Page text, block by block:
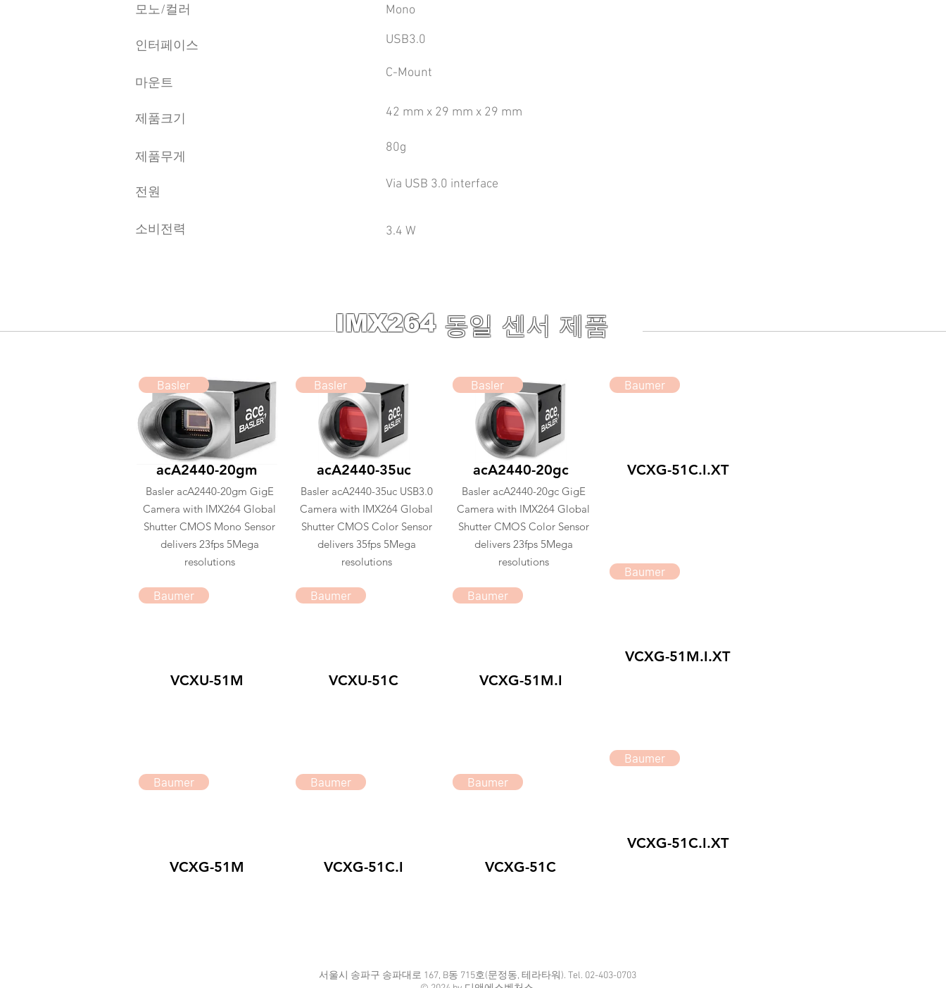
Mono
USB3.0
C-Mount
42 mm x 29 mm x 29 mm
80g
Via USB 3.0 interface
모노/컬러
인터페이스
마운트
제품크기
제품무게
전원
소비전력 3.4 W
동일 센서 제품
IMX264
Basler
acA2440-20gm
Basler acA2440-20gm GigE
Camera with IMX264 Global
Shutter CMOS Mono Sensor
delivers 23fps 5Mega
resolutions
Baumer
VCXU-51M
Baumer
VCXG-51M
Basler
acA2440-35uc
Basler acA2440-35uc USB3.0
Camera with IMX264 Global
Shutter CMOS Color Sensor
delivers 35fps 5Mega
resolutions
Baumer
VCXU-51C
Baumer
VCXG-51C.I
Basler
acA2440-20gc
Basler acA2440-20gc GigE
Camera with IMX264 Global
Shutter CMOS Color Sensor
delivers 23fps 5Mega
resolutions
Baumer
VCXG-51M.I
Baumer
VCXG-51C
Baumer
VCXG-51C.I.XT
Baumer
VCXG-51M.I.XT
Baumer
VCXG-51C.I.XT
​서울시 송파구 송파대로 167, B동 715호(문정동, 테라타워). Tel. 02-403-0703